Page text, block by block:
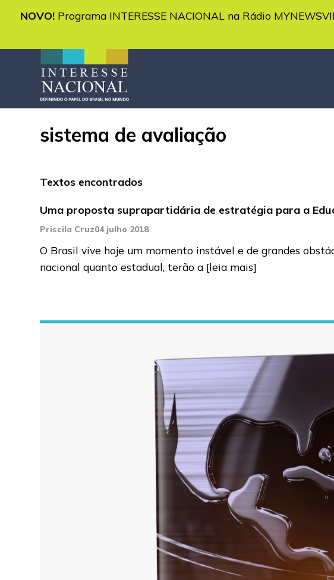
NOVO! Programa INTERESSE NACIONAL na Rádio
sistema de avaliação
Textos encontrados
Uma proposta suprapartidária de estratégia para a
Priscila Cruz04 julho 2018
O Brasil vive hoje um momento instável e de grandes
nacional quanto estadual, terão a [leia mais]